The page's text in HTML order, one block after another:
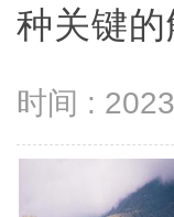
种关键
时间 :